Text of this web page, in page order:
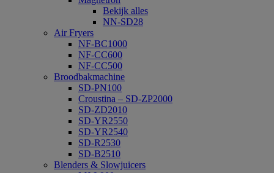
Bekijk alles
NN-SD28
Air Fryers
NF-BC1000
NF-CC600
NF-CC500
Broodbakmachine
SD-PN100
Croustina – SD-ZP2000
SD-ZD2010
SD-YR2550
SD-YR2540
SD-R2530
SD-B2510
Blenders & Slowjuicers